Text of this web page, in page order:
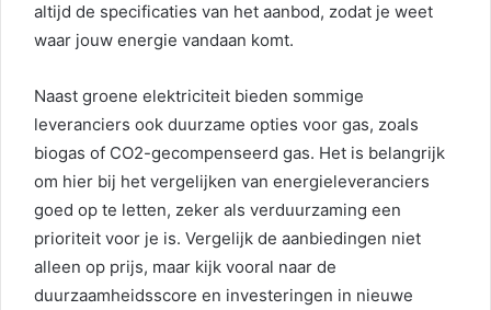
altijd de specificaties van het aanbod, zodat je weet
waar jouw energie vandaan komt.
Naast groene elektriciteit bieden sommige
leveranciers ook duurzame opties voor gas, zoals
biogas of CO2-gecompenseerd gas. Het is belangrijk
om hier bij het vergelijken van energieleveranciers
goed op te letten, zeker als verduurzaming een
prioriteit voor je is. Vergelijk de aanbiedingen niet
alleen op prijs, maar kijk vooral naar de
duurzaamheidsscore en investeringen in nieuwe